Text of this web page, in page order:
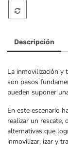
Descripción
La inmovilización y
son pasos
pueden suponer
En este escenario
realizar un rescate,
alternativas que
inmovilizar, izar y